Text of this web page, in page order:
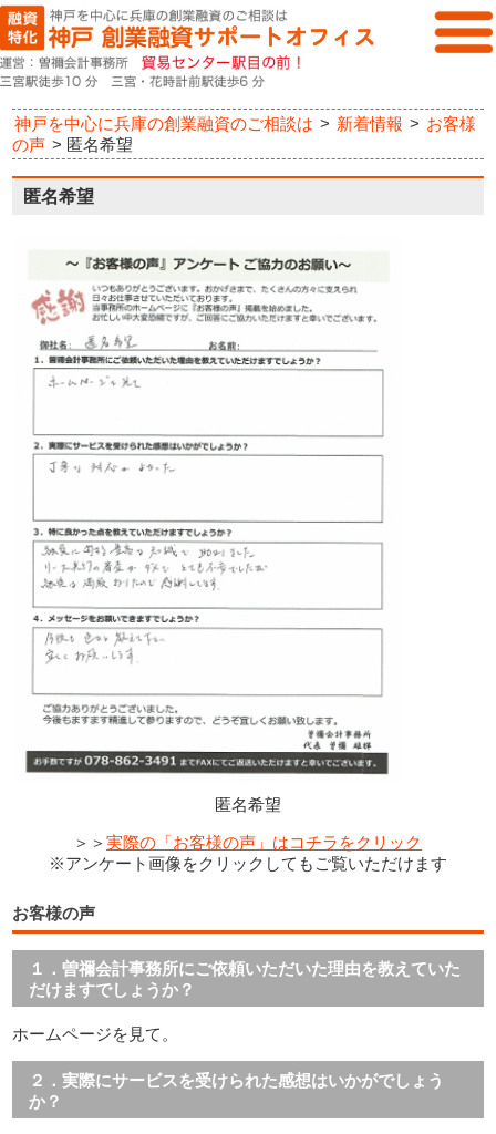
神戸を中心に兵庫の創業融資のご相談は > 新着情報 > お客様
の声 > 匿名希望
匿名希望
匿名希望
＞＞実際の「お客様の声」はコチラをクリック
※アンケート画像をクリックしてもご覧いただけます
お客様の声
１．曽禰会計事務所にご依頼いただいた理由を教えていた
だけますでしょうか？
ホームページを見て。
２．実際にサービスを受けられた感想はいかがでしょう
か？